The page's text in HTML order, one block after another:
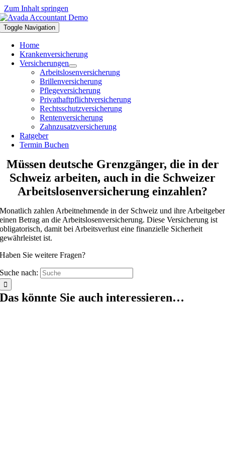
Zum Inhalt springen
Toggle Navigation
Home
Krankenversicherung
Versicherungen
Arbeitslosenversicherung
Brillenversicherung
Pflegeversicherung
Privathaftpflichtversicherung
Rechtsschutzversicherung
Rentenversicherung
Zahnzusatzversicherung
Ratgeber
Termin Buchen
Müssen deutsche Grenzgänger, die in der
Schweiz arbeiten, auch in die Schweizer
Arbeitslosenversicherung einzahlen?
Monatlich zahlen Arbeitnehmende in der Schweiz und ihre Arbeitgeber
einen Betrag an die Arbeitslosenversicherung. Diese Versicherung ist
obligatorisch, damit bei Arbeitsverlust eine finanzielle Sicherheit
gewährleistet ist.
Haben Sie weitere Fragen?
Suche nach:
Das könnte Sie auch interessieren…